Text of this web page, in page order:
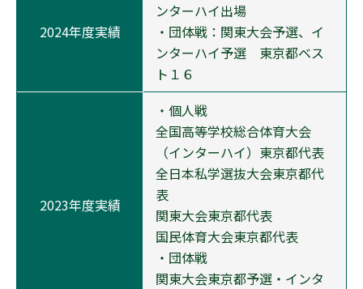
2024年度実績
ンターハイ出場
・団体戦：関東大会予選、イ
ンターハイ予選 東京都ベス
ト１６
2023年度実績
・個人戦
全国高等学校総合体育大会
（インターハイ）東京都代表
全日本私学選抜大会東京都代
表
関東大会東京都代表
国民体育大会東京都代表
・団体戦
関東大会東京都予選・インタ